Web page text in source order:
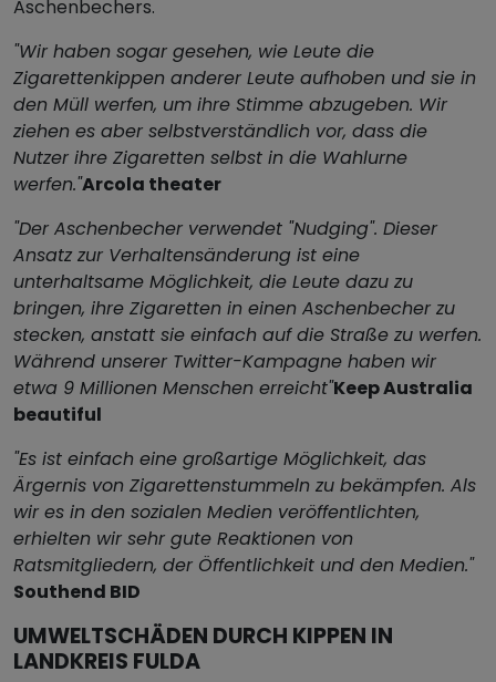
Aschenbechers.
"Wir haben sogar gesehen, wie Leute die
Zigarettenkippen anderer Leute aufhoben und sie in
den Müll werfen, um ihre Stimme abzugeben. Wir
ziehen es aber selbstverständlich vor, dass die
Nutzer ihre Zigaretten selbst in die Wahlurne
werfen."Arcola theater
"Der Aschenbecher verwendet "Nudging". Dieser
Ansatz zur Verhaltensänderung ist eine
unterhaltsame Möglichkeit, die Leute dazu zu
bringen, ihre Zigaretten in einen Aschenbecher zu
stecken, anstatt sie einfach auf die Straße zu werfen.
Während unserer Twitter-Kampagne haben wir
etwa 9 Millionen Menschen erreicht"Keep Australia
beautiful
"Es ist einfach eine großartige Möglichkeit, das
Ärgernis von Zigarettenstummeln zu bekämpfen. Als
wir es in den sozialen Medien veröffentlichten,
erhielten wir sehr gute Reaktionen von
Ratsmitgliedern, der Öffentlichkeit und den Medien."
Southend BID
UMWELTSCHÄDEN DURCH KIPPEN IN
LANDKREIS FULDA